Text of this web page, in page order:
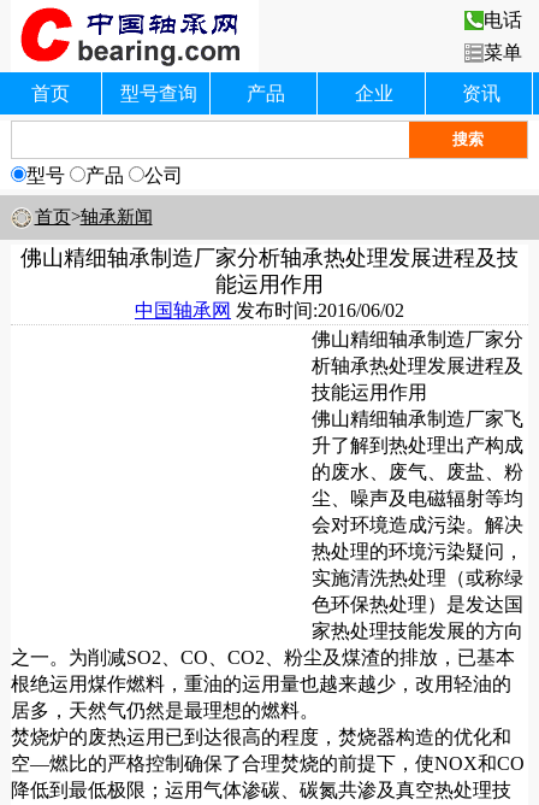
电话
菜单
首页
型号查询 产品 企业 资讯
型号 产品 公司
首页>轴承新闻
佛山精细轴承制造厂家分析轴承热处理发展进程及技
能运用作用
中国轴承网 发布时间:2016/06/02
佛山精细轴承制造厂家分
析轴承热处理发展进程及
技能运用作用
佛山精细轴承制造厂家飞
升了解到热处理出产构成
的废水、废气、废盐、粉
尘、噪声及电磁辐射等均
会对环境造成污染。解决
热处理的环境污染疑问，
实施清洗热处理（或称绿
色环保热处理）是发达国
家热处理技能发展的方向
之一。为削减SO2、CO、CO2、粉尘及煤渣的排放，已基本
根绝运用煤作燃料，重油的运用量也越来越少，改用轻油的
居多，天然气仍然是最理想的燃料。
焚烧炉的废热运用已到达很高的程度，焚烧器构造的优化和
空—燃比的严格控制确保了合理焚烧的前提下，使NOX和CO
降低到最低极限；运用气体渗碳、碳氮共渗及真空热处理技